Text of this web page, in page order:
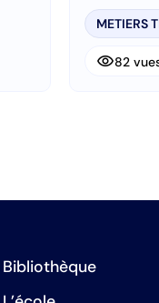
METIERS
visibility82
Bibliothèque